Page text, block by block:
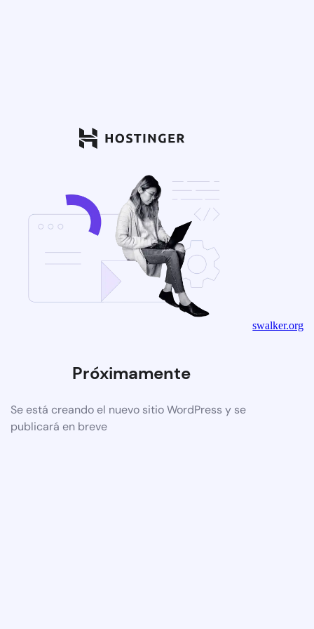
Próximamente
Se está creando el nuevo sitio WordPress y se
publicará en breve
swalker.org